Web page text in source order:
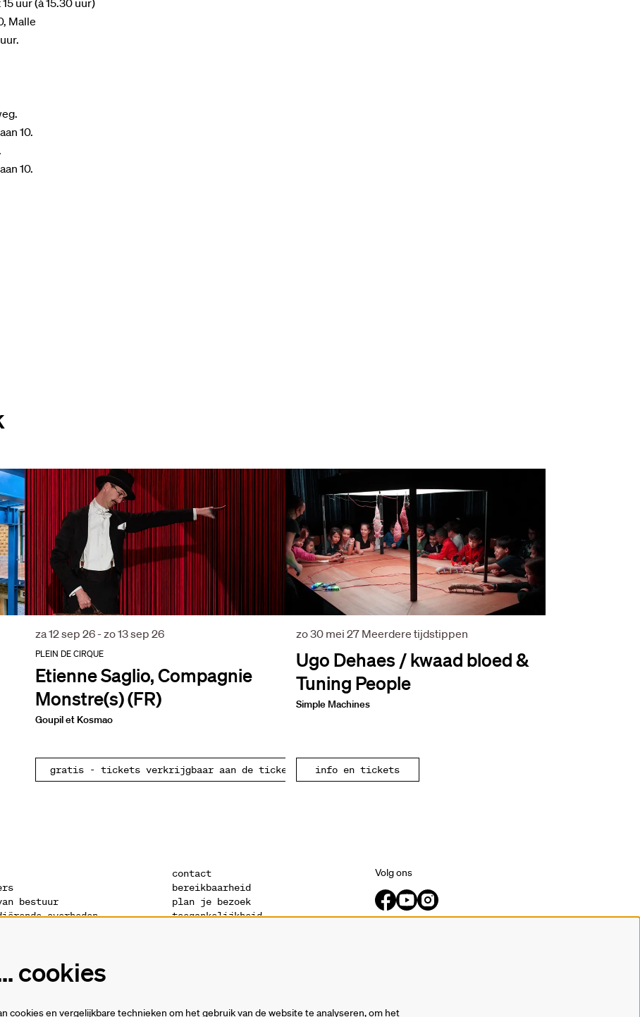
uur (à 15.30 uur)
Malle
10.
10.
Etienne Saglio, Compagnie
Monstre(s) (FR)
Goupil et Kosmao
PLEIN DE CIRQUE
za 12 sep 26-zo 13 sep 26
gratis - tickets verkrijgbaar aan de ticketbalie
Ugo Dehaes / kwaad bloed &
Tuning People
Simple Machines
zo 30 mei 27 Meerdere tijdstippen
info en tickets
bestuur
overheden
contact
bereikbaarheid
plan je bezoek
toegankelijkheid
Volg ons
cookies
cookies en vergelijkbare technieken om het gebruik van de website te analyseren, om het